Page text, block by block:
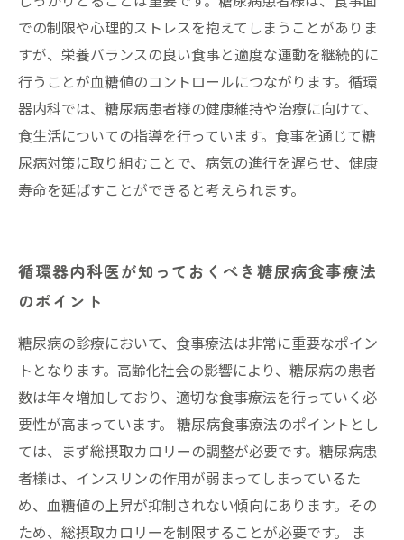
での制限や心理的ストレスを抱えてしまうことがありま
すが、栄養バランスの良い食事と適度な運動を継続的に
行うことが血糖値のコントロールにつながります。循環
器内科では、糖尿病患者様の健康維持や治療に向けて、
食生活についての指導を行っています。食事を通じて糖
尿病対策に取り組むことで、病気の進行を遅らせ、健康
寿命を延ばすことができると考えられます。
循環器内科医が知っておくべき糖尿病食事療法
のポイント
糖尿病の診療において、食事療法は非常に重要なポイン
トとなります。高齢化社会の影響により、糖尿病の患者
数は年々増加しており、適切な食事療法を行っていく必
要性が高まっています。 糖尿病食事療法のポイントとし
ては、まず総摂取カロリーの調整が必要です。糖尿病患
者様は、インスリンの作用が弱まってしまっているた
め、血糖値の上昇が抑制されない傾向にあります。その
ため、総摂取カロリーを制限することが必要です。 ま